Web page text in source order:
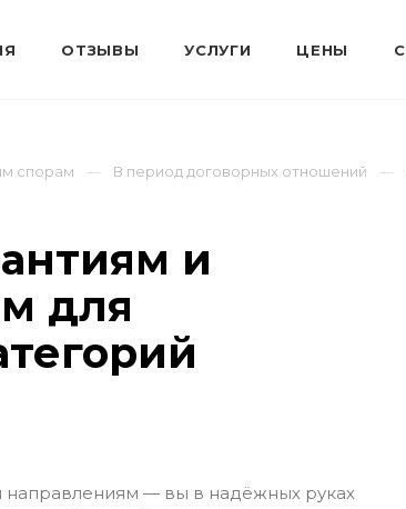
спорам В период договорных отношений
и
для
направлениям — вы в надёжных руках